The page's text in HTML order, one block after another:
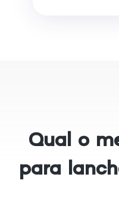
Qual o
para